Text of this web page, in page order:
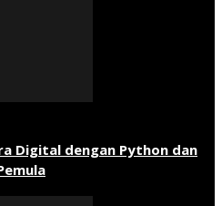
Digital dengan Python dan